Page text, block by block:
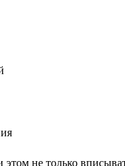
не только